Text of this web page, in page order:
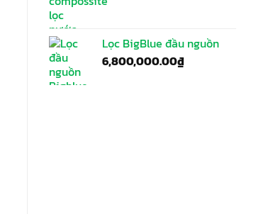
Lọc BigBlue đầu nguồn
6,800,000.00₫